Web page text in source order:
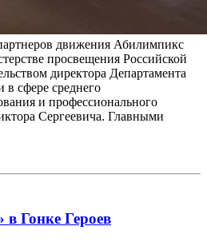
движения Абилимпикс
просвещения Российской
директора Департамента
в сфере среднего
и профессионального
Сергеевича. Главными
в Гонке Героев